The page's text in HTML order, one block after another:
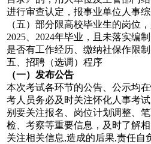
进行审查认定，报事业单位人事综
（五）部分限高校毕业生的岗位
2025、2024年毕业，且未落实编
是否有工作经历、缴纳社保作限制
五、招聘（选调）程序
（一）发布公告
本次考试各环节的公告、公示均
考人员务必及时关注怀化人事考
别要关注报名、岗位计划调整、
检、考察等重要信息，及时了解
关注相关信息,造成的后果,责任自